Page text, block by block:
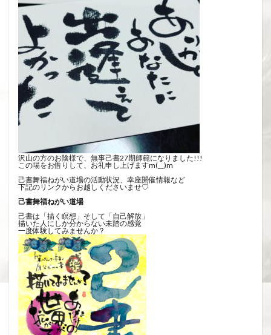
沢山の方のお陰様で、無事己書27期師範になりました!!!
この場をお借りして、お礼申し上げますm(__)m
己書舞福ねがい道場の活動状況、幸座開催情報など
下記のリンクからお越しくださいませ♡
己書舞福ねがい道場
己書は「描く瞑想」そして「自己解放」
描いた人にしか分からない未踏の感覚
一度体験してみませんか？